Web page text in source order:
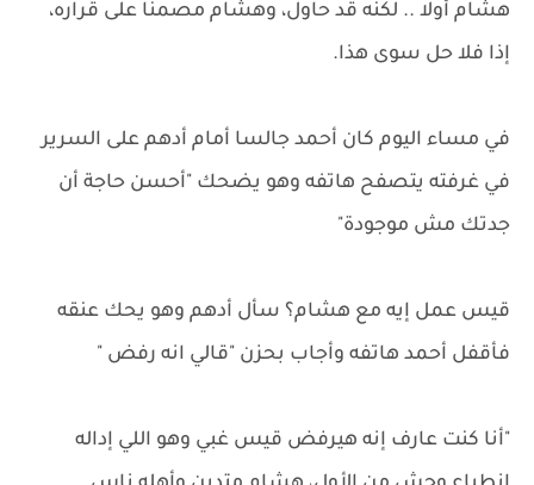
هشام أولا .. لكنه قد حاول، وهشام مصمنا على قراره،
إذا فلا حل سوى هذا.
في مساء اليوم كان أحمد جالسا أمام أدهم على السرير
في غرفته يتصفح هاتفه وهو يضحك "أحسن حاجة أن
جدتك مش موجودة"
قيس عمل إيه مع هشام؟ سأل أدهم وهو يحك عنقه
فأقفل أحمد هاتفه وأجاب بحزن "قالي انه رفض "
"أنا كنت عارف إنه هيرفض قيس غبي وهو اللي إداله